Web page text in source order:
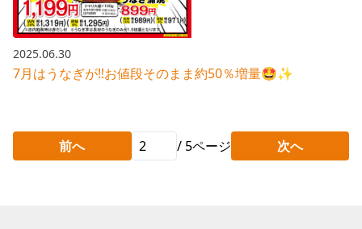
2025.06.30
7月はうなぎが‼️お値段そのまま約50％増量🤩✨
前へ / 5ページ 次へ